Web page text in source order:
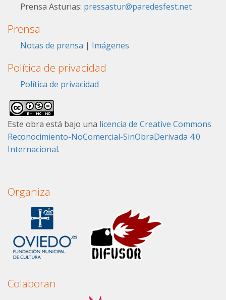
Prensa Asturias: pressastur@paredesfest.net
Prensa
Notas de prensa | Imágenes
Política de privacidad
Política de privacidad
Este obra está bajo una licencia de Creative Commons
Reconocimiento-NoComercial-SinObraDerivada 4.0
Internacional.
Organiza
Colaboran